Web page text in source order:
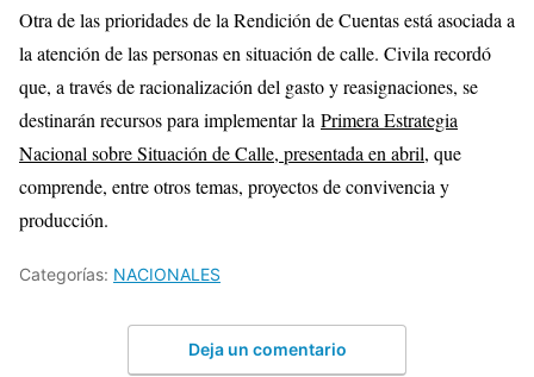
Otra de las prioridades de la Rendición de Cuentas está asociada a
la atención de las personas en situación de calle. Civila recordó
que, a través de racionalización del gasto y reasignaciones, se
destinarán recursos para implementar la Primera Estrategia
Nacional sobre Situación de Calle, presentada en abril, que
comprende, entre otros temas, proyectos de convivencia y
producción.
Categorías: NACIONALES
Deja un comentario